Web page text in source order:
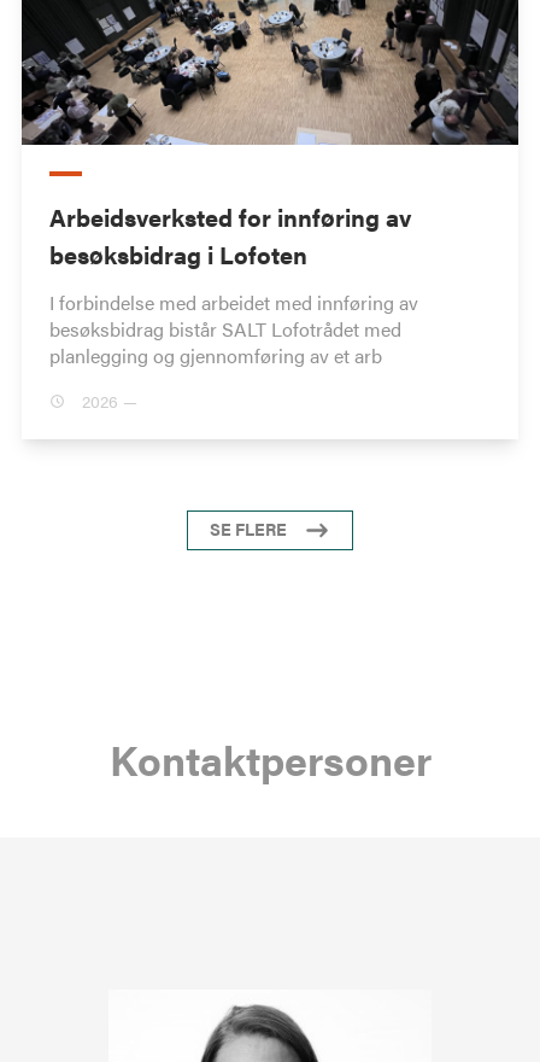
Arbeidsverksted for innføring av
besøksbidrag i Lofoten
I forbindelse med arbeidet med innføring av
besøksbidrag bistår SALT Lofotrådet med
planlegging og gjennomføring av et arb
2026 —
SE FLERE
Kontaktpersoner